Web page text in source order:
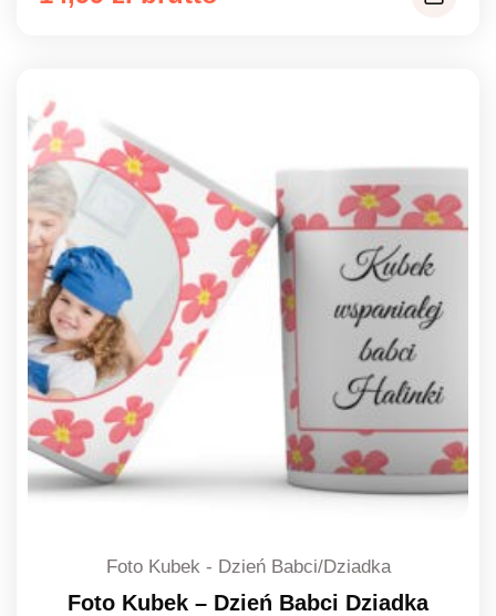
Foto Kubek - Dzień Babci/Dziadka
Foto Kubek – Dzień Babci Dziadka